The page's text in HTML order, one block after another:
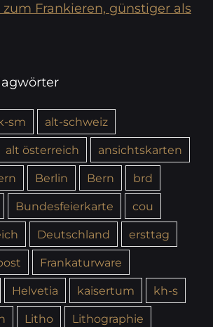
Frankieren, günstiger als
sm
alt-schweiz
alt österreich
ansichtskarten
Berlin Bern
brd
Bundesfeierkarte
cou
Deutschland
ersttag
Frankaturware
Helvetia kaisertum
kh-s
Litho
Lithographie